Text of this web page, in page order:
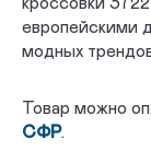
европейскими
модных
Товар можно
СФР.